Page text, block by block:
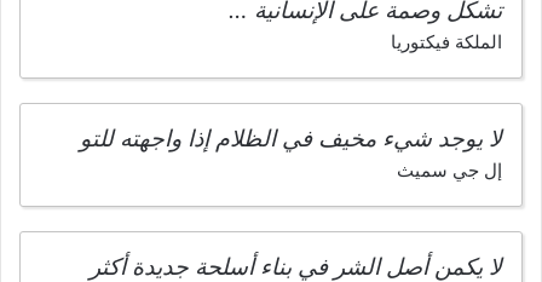
تشكل وصمة على الإنسانية …
الملكة فيكتوريا
لا يوجد شيء مخيف في الظلام إذا واجهته للتو
إل جي سميث
لا يكمن أصل الشر في بناء أسلحة جديدة أكثر